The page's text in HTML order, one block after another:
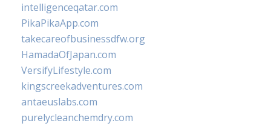
intelligenceqatar.com
PikaPikaApp.com
takecareofbusinessdfw.org
HamadaOfJapan.com
VersifyLifestyle.com
kingscreekadventures.com
antaeuslabs.com
purelycleanchemdry.com